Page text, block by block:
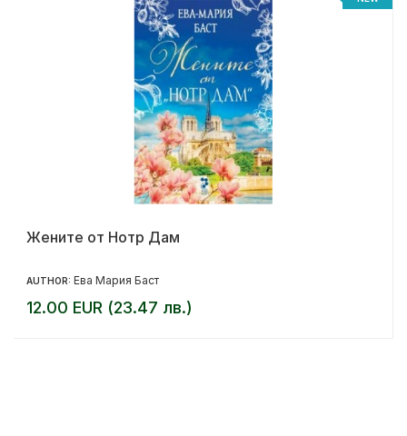
Жените от Нотр Дам
AUTHOR: Ева Мария Баст
12.00 EUR (23.47 лв.)